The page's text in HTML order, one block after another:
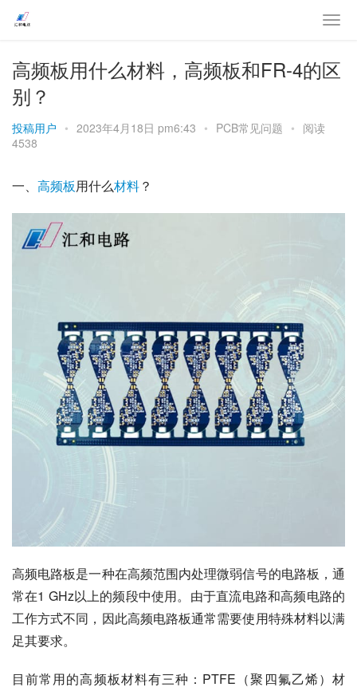
高频板用什么材料，高频板和FR-4的区
别？
投稿用户 • 2023年4月18日 pm6:43 • PCB常见问题 • 阅读
4538
一、 高频板用什么材料？
高频电路板是一种在高频范围内处理微弱信号的电路板，通
常在1 GHz以上的频段中使用。由于直流电路和高频电路的
工作方式不同，因此高频电路板通常需要使用特殊材料以满
足其要求。
目前常用的高频板材料有三种：PTFE（聚四氟乙烯）材